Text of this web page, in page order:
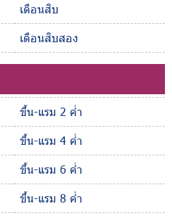
เดือนสิบ
เดือนสิบสอง
ขึ้น-แรม 2 ค่ำ
ขึ้น-แรม 4 ค่ำ
ขึ้น-แรม 6 ค่ำ
ขึ้น-แรม 8 ค่ำ